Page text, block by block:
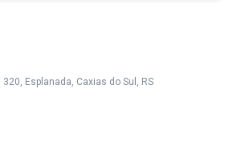
Esplanada, Caxias do Sul, RS